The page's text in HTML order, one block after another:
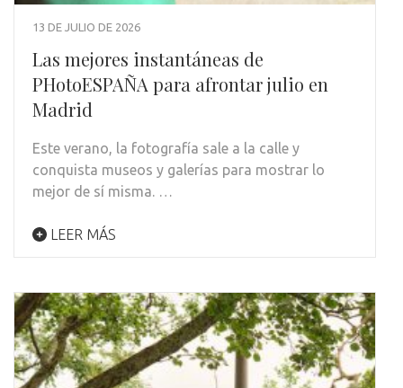
13 DE JULIO DE 2026
Las mejores instantáneas de
PHotoESPAÑA para afrontar julio en
Madrid
Este verano, la fotografía sale a la calle y
conquista museos y galerías para mostrar lo
mejor de sí misma. …
LEER MÁS